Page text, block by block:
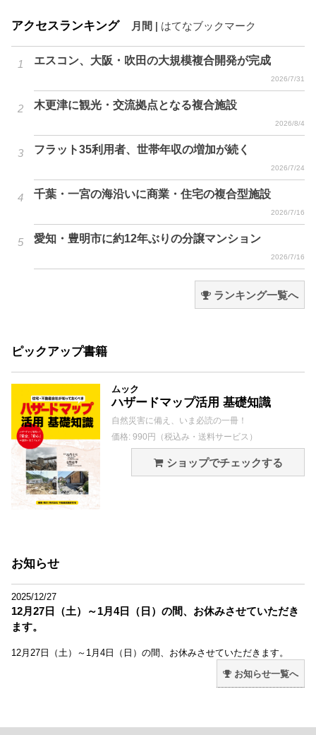
アクセスランキング 月間 はてなブックマーク
エスコン、大阪・吹田の大規模複合開発が完成
2026/7/31
木更津に観光・交流拠点となる複合施設
2026/8/4
フラット35利用者、世帯年収の増加が続く
2026/7/24
千葉・一宮の海沿いに商業・住宅の複合型施設
2026/7/16
愛知・豊明市に約12年ぶりの分譲マンション
2026/7/16
ランキング一覧へ
ピックアップ書籍
ムック
ハザードマップ活用 基礎知識
自然災害に備え、いま必読の一冊！
価格: 990円（税込み・送料サービス）
ショップでチェックする
お知らせ
2025/12/27
12月27日（土）～1月4日（日）の間、お休みさせていただき
ます。
12月27日（土）～1月4日（日）の間、お休みさせていただきます。
お知らせ一覧へ